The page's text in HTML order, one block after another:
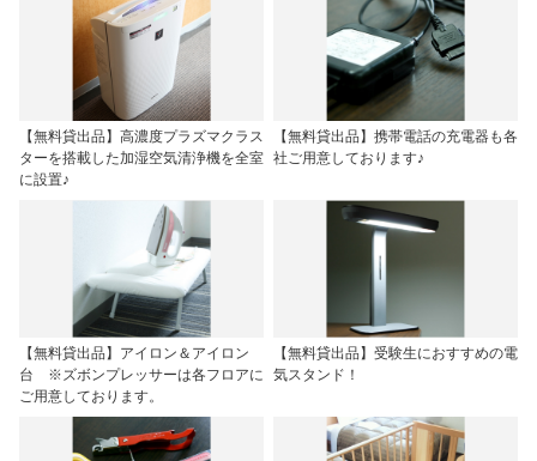
【無料貸出品】高濃度プラズマクラス
ターを搭載した加湿空気清浄機を全室
に設置♪
【無料貸出品】携帯電話の充電器も各
社ご用意しております♪
【無料貸出品】アイロン＆アイロン
台 ※ズボンプレッサーは各フロアに
ご用意しております。
【無料貸出品】受験生におすすめの電
気スタンド！